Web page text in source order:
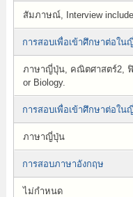
สัมภาษณ์, Interview
การสอบเพื่อเข้าศึกษาต่อใ
ภาษาญี่ปุ่น, คณิตศาสตร์2, ฟิ
or Biology.
การสอบเพื่อเข้าศึกษาต่อใ
ภาษาญี่ปุ่น
การสอบภาษาอังกฤษ
ไม่กำหนด